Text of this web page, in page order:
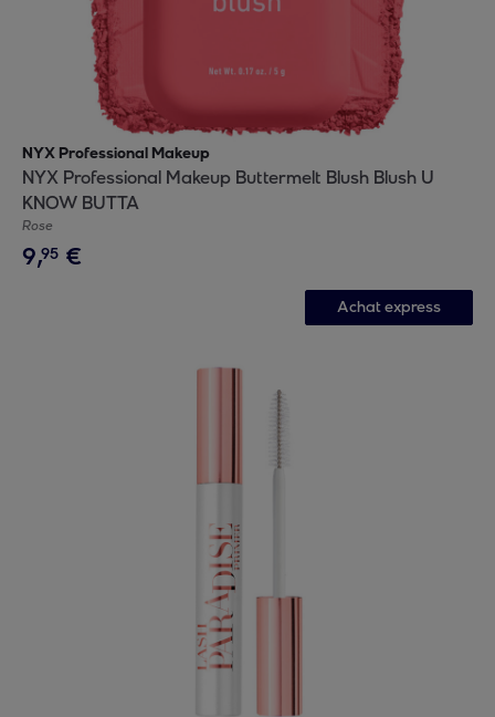
NYX Professional Makeup
NYX Professional Makeup Buttermelt Blush Blush U
KNOW BUTTA
Rose
9,95 €
Achat express